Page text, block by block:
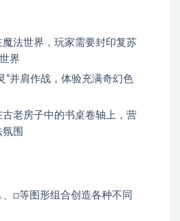
法世界，玩家需要封印复苏
界
”并肩作战，体验充满奇幻色
老房子中的书桌卷轴上，营
围
□等图形组合创造各种不同